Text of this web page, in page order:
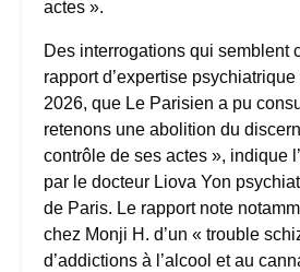
actes ».
Des interrogations qui semblent
rapport d’expertise
2026, que Le Parisien a pu
retenons une abolition du
contrôle de ses actes », indique
par le docteur Liova Yon
de Paris. Le rapport note
chez Monji H. d’un « trouble
d’addictions à l’alcool et au